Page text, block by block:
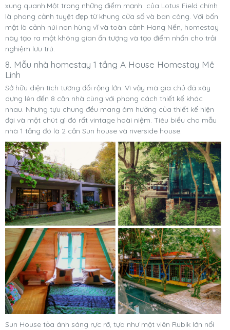
xung quanh.Một trong những điểm mạnh của Lotus Field chính
là phong cảnh tuyệt đẹp từ khung cửa sổ và ban công. Với bốn
mặt là cảnh núi non hùng vĩ và toàn cảnh Hang Nến, homestay
này tạo ra một không gian ấn tượng và tạo điểm nhấn cho trải
nghiệm lưu trú.
8. Mẫu nhà homestay 1 tầng A House Homestay Mê
Linh
Sở hữu diện tích tương đối rộng lớn. Vì vậy mà gia chủ đã xây
dựng lên đến 8 căn nhà cùng với phong cách thiết kế khác
nhau. Nhưng tựu chung đều mang âm hưởng của thiết kế hiện
đại và một chút gì đó rất vintage hoài niệm. Tiêu biểu cho mẫu
nhà 1 tầng đó là 2 căn Sun house và riverside house.
Sun House tỏa ánh sáng rực rỡ, tựa như một viên Rubik lớn nổi